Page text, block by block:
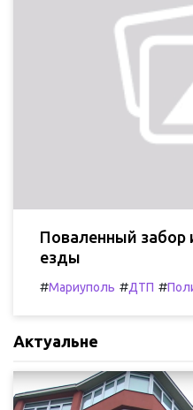
Поваленный забор
езды
#Мариуполь #ДТП #
Актуальне